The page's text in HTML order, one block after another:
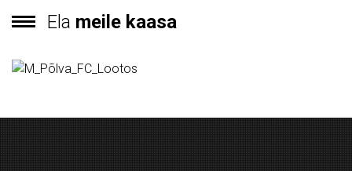
Ela meile kaasa